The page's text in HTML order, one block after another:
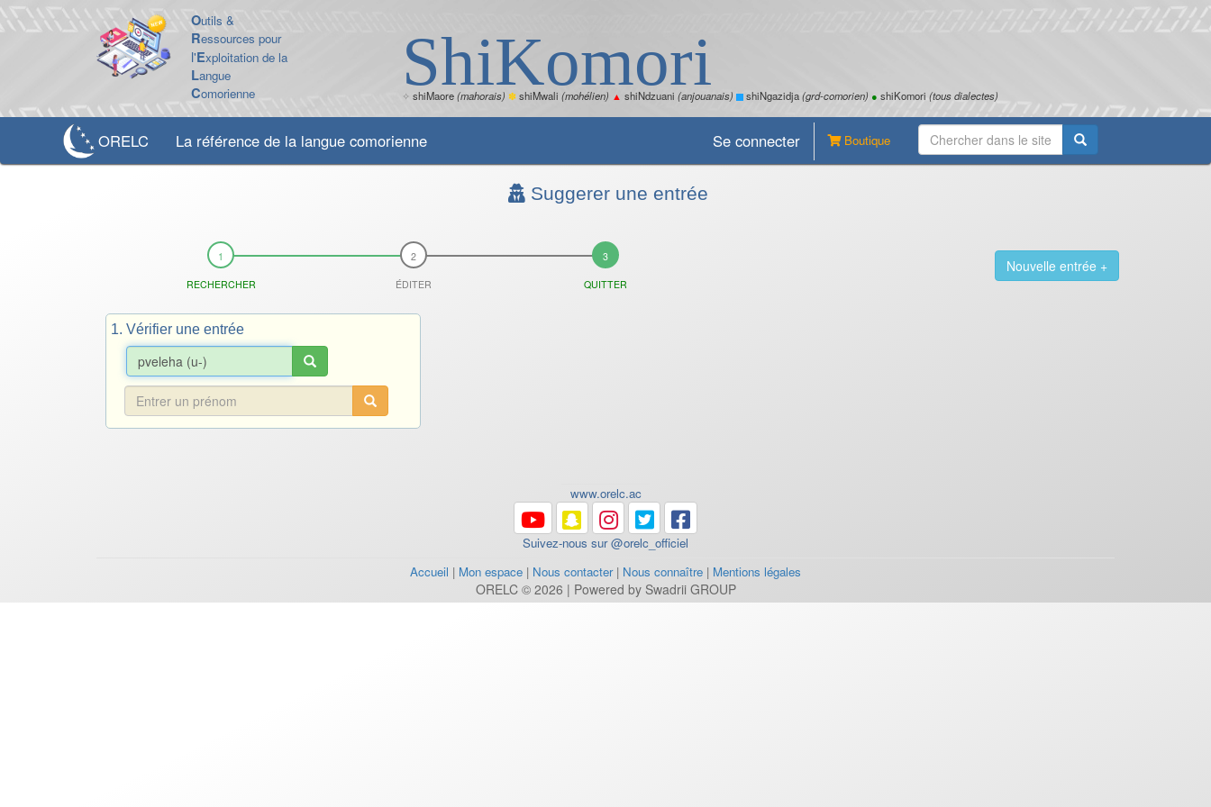
Outils &
Ressources pour
l'Exploitation de la
Langue
Comorienne ShiKomori
✧ shiMaore(mahorais) ✽shiMwali (mohélien) ▲ shiNdzuani (anjouanais) shiNgazidja(grd-comorien) ● shiKomori (tous dialectes)
ORELC La référence de la langue comorienne Boutique
Se connecter
Suggerer une entrée
RECHERCHER ÉDITER QUITTER
Nouvelle entrée +
1. Vérifier une entrée
www.orelc.ac
Suivez-nous sur @orelc_officiel
Accueil | Mon espace | Nous contacter| Nous connaître | Mentions légales
ORELC © 2026 | Powered by Swadrii GROUP